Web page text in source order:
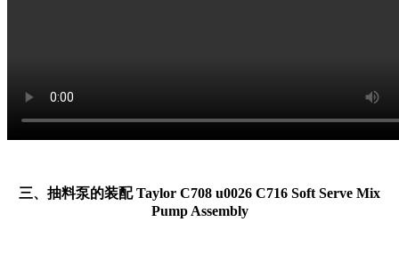
三、抽料泵的装配 Taylor C708 u0026 C716 Soft Serve Mix
Pump Assembly